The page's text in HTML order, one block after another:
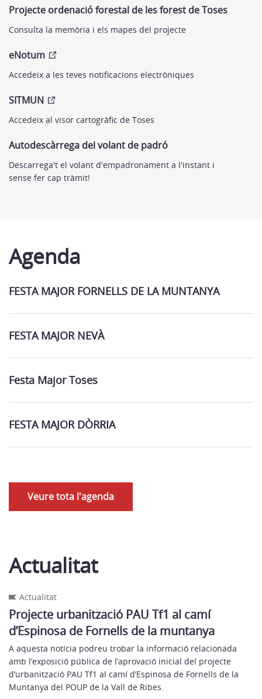
Projecte ordenació forestal de les forest de Toses
Consulta la memòria i els mapes del projecte
eNotum
Accedeix a les teves notificacions electròniques
SITMUN
Accedeix al visor cartogràfic de Toses
Autodescàrrega del volant de padró
Descarrega't el volant d'empadronament a l'instant i
sense fer cap tràmit!
Agenda
FESTA MAJOR FORNELLS DE LA MUNTANYA
FESTA MAJOR NEVÀ
Festa Major Toses
FESTA MAJOR DÒRRIA
Veure tota l'agenda
Actualitat
Actualitat
Projecte urbanització PAU Tf1 al camí
d’Espinosa de Fornells de la muntanya
A aquesta notícia podreu trobar la informació relacionada
amb l’exposició pública de l’aprovació inicial del projecte
d’urbanització PAU Tf1 al camí d’Espinosa de Fornells de la
Muntanya del POUP de la Vall de Ribes.